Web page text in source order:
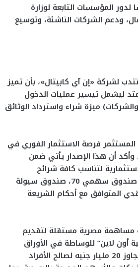
المؤسسات التابعة لوزارة
ودعم الشركات الناشئة، وتوسيع
لشركة «إن آي كابيتال»، بأن تميز
بل امتد ليشمل تيسير عمليات الدخول
ميزة شراء واسترداد الوثائق
فرصة الاستثمار الفوري في
وأكد أن هذا الإصدار يأتي ضمن
لتناسب كافة شرائح
المستثمرين ومستويات المخاطر؛ والتي تشمل: (صندوق سهمي، صندوق سهمي 70، صندوق سيولة
النقدي المتوافق مع أحكام الشريعة
شركة «إن آي كابيتال» تأسست عام 2015 كشركة مساهمة مصرية مستقلة لتقديم
أون لاين” للوساطة في الأوراق
المالية. وقد نجحت الشركة حتى الآن في جذب وإدارة استثمارات تتجاوز 20 مليار جنيه لصالح الأفراد